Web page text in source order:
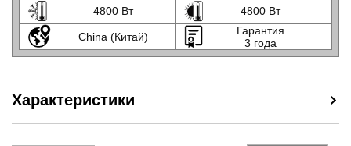
4800 Вт 4800 Вт
China (Китай)
Гарантия
3 года
Характеристики